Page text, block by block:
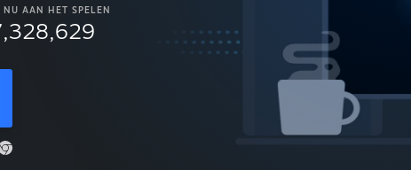
NU AAN HET SPELEN